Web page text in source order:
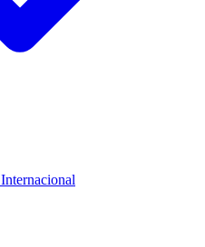
Internacional